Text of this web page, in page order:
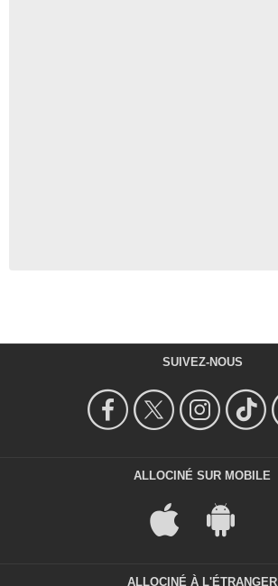
SUIVEZ-NOUS
ALLOCINÉ SUR MOBILE
ALLOCINÉ À L'ÉTRANGER